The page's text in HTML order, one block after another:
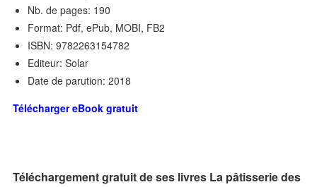
Nb. de pages: 190
Format: Pdf, ePub, MOBI, FB2
ISBN: 9782263154782
Editeur: Solar
Date de parution: 2018
Télécharger eBook gratuit
Téléchargement gratuit de ses livres La pâtisserie des